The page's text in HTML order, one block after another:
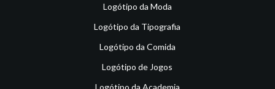
Logótipo da Moda
Logótipo da Tipografia
Logótipo da Comida
Logótipo de Jogos
Logótipo da Academia